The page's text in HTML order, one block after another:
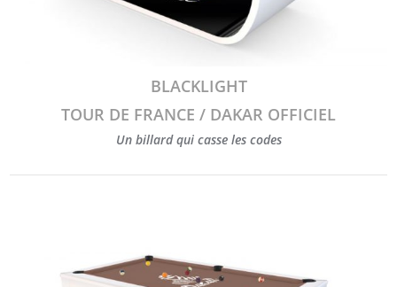
BLACKLIGHT
TOUR DE FRANCE / DAKAR OFFICIEL
Un billard qui casse les codes